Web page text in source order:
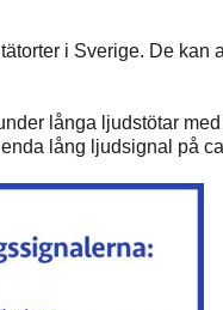
i Sverige. De kan
långa ljudstötar
lång ljudsignal på